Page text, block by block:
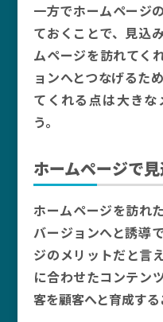
一方でホームページ
ておくことで、見込
ムページを訪れてく
ョンへとつなげるた
てくれる点は大きな
う。
ホームページで
ホームページを訪れ
バージョンへと誘導
ジのメリットだと言
に合わせたコンテン
客を顧客へと育成する